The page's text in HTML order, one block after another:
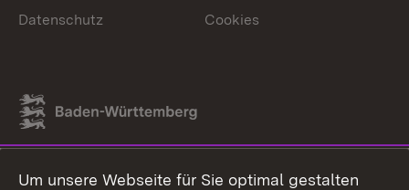
Link zum Landesportal
Datenschutz
Cookies
Um unsere Webseite für Sie optimal gestalten